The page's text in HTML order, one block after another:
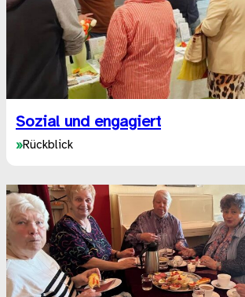
Sozial und engagiert
»Rückblick